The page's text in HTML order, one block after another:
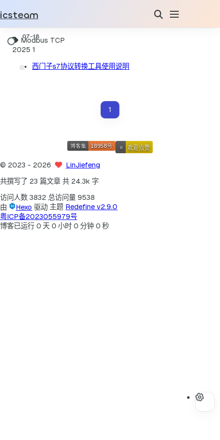
icsteam
Modbus TCP
2025 1
西门子s7协议转换工具使用说明
1
© 2023 - 2026 LinJiefeng
共撰写了 23 篇文章 共 24.3k 字
访问人数 3832 总访问量 9538
由
Hexo 驱动 主题 Redefine v2.9.0
粤ICP备2023055979号
博客已运行 0 天 0 小时 0 分钟 0 秒